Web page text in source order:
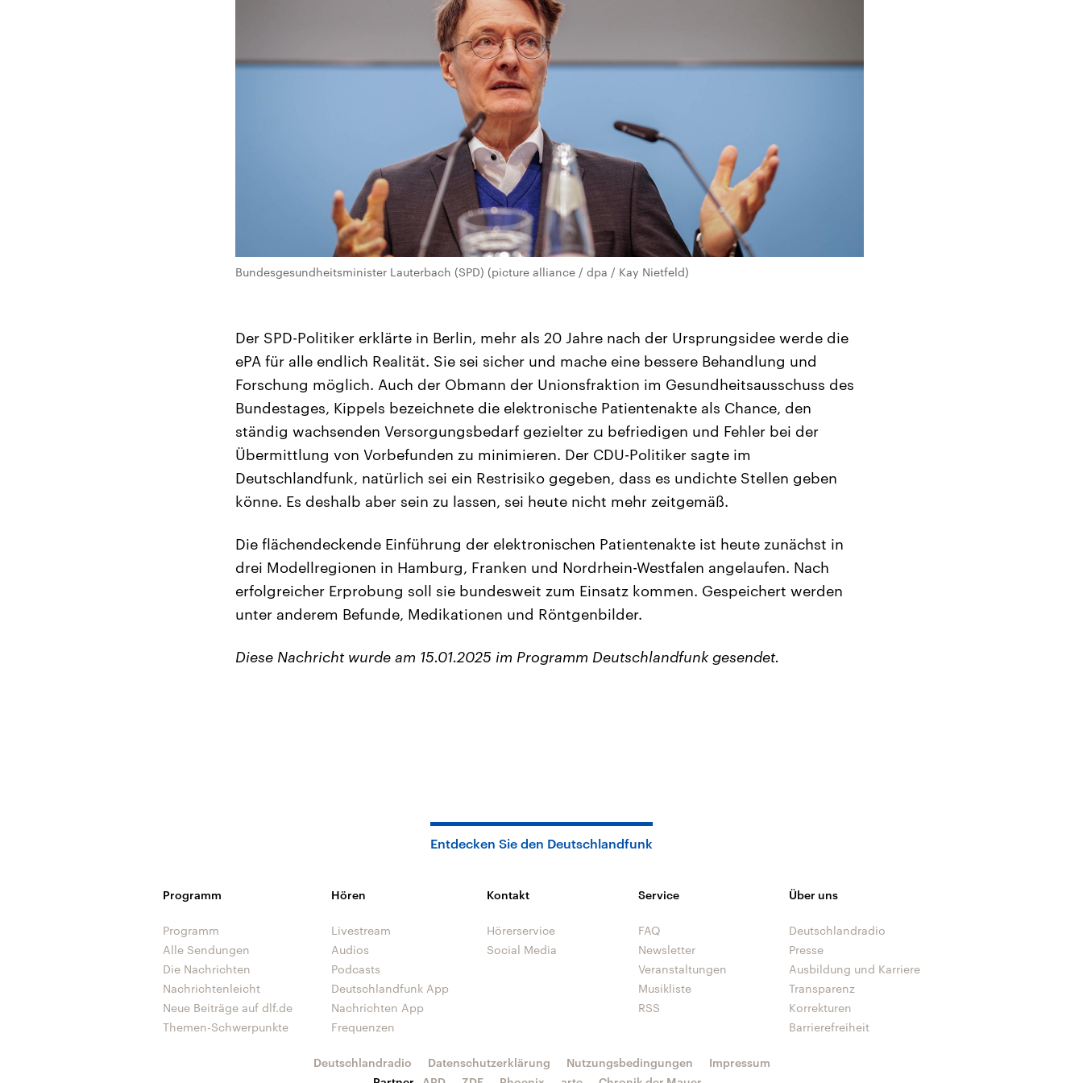
Bundesgesundheitsminister Lauterbach (SPD) (picture alliance / dpa / Kay Nietfeld)
Der SPD-Politiker erklärte in Berlin, mehr als 20 Jahre nach der Ursprungsidee werde die
ePA für alle endlich Realität. Sie sei sicher und mache eine bessere Behandlung und
Forschung möglich. Auch der Obmann der Unionsfraktion im Gesundheitsausschuss des
Bundestages, Kippels bezeichnete die elektronische Patientenakte als Chance, den
ständig wachsenden Versorgungsbedarf gezielter zu befriedigen und Fehler bei der
Übermittlung von Vorbefunden zu minimieren. Der CDU-Politiker sagte im
Deutschlandfunk, natürlich sei ein Restrisiko gegeben, dass es undichte Stellen geben
könne. Es deshalb aber sein zu lassen, sei heute nicht mehr zeitgemäß.
Die flächendeckende Einführung der elektronischen Patientenakte ist heute zunächst in
drei Modellregionen in Hamburg, Franken und Nordrhein-Westfalen angelaufen. Nach
erfolgreicher Erprobung soll sie bundesweit zum Einsatz kommen. Gespeichert werden
unter anderem Befunde, Medikationen und Röntgenbilder.
Diese Nachricht wurde am 15.01.2025 im Programm Deutschlandfunk gesendet.
Entdecken Sie den Deutschlandfunk
Programm
Programm
Alle Sendungen
Die Nachrichten
Nachrichtenleicht
Neue Beiträge auf dlf.de
Themen-Schwerpunkte
Hören
Livestream
Audios
Podcasts
Deutschlandfunk App
Nachrichten App
Frequenzen
Kontakt
Hörerservice
Social Media
Service
FAQ
Newsletter
Veranstaltungen
Musikliste
RSS
Über uns
Deutschlandradio
Presse
Ausbildung und Karriere
Transparenz
Korrekturen
Barrierefreiheit
Deutschlandradio Datenschutzerklärung Nutzungsbedingungen
Impressum